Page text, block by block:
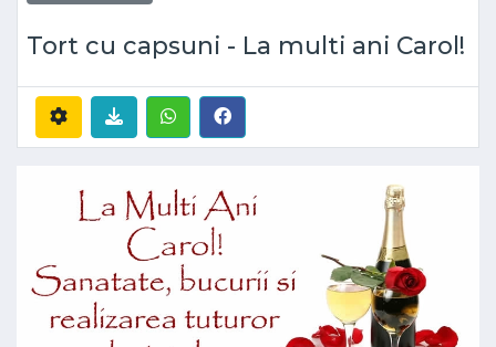
Tort cu capsuni - La multi ani Carol!